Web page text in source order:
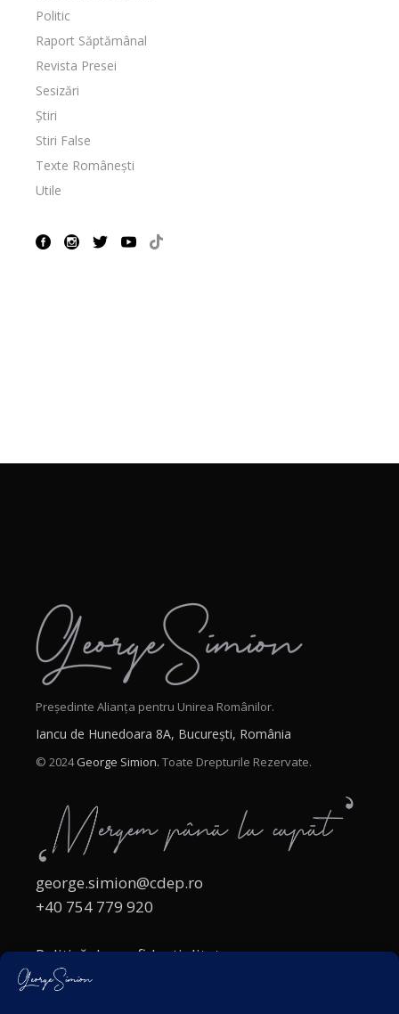
Politic
Raport Săptămânal
Revista Presei
Sesizări
Știri
Stiri False
Texte Românești
Utile
Președinte Alianța pentru Unirea Românilor.
Iancu de Hunedoara 8A, București, România
© 2024George Simion. Toate Drepturile Rezervate.
george.simion@cdep.ro
+40 754 779 920
Politică de confidențialitate
Politica cookies